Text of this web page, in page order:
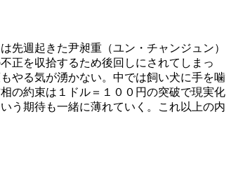
先週起きた尹昶重（ユン・チャンジュン）
正を収拾するため後回しにされてしまっ
やる気が湧かない。中では飼い犬に手を噛
の約束は１ドル＝１００円の突破で現実化
う期待も一緒に薄れていく。これ以上の内